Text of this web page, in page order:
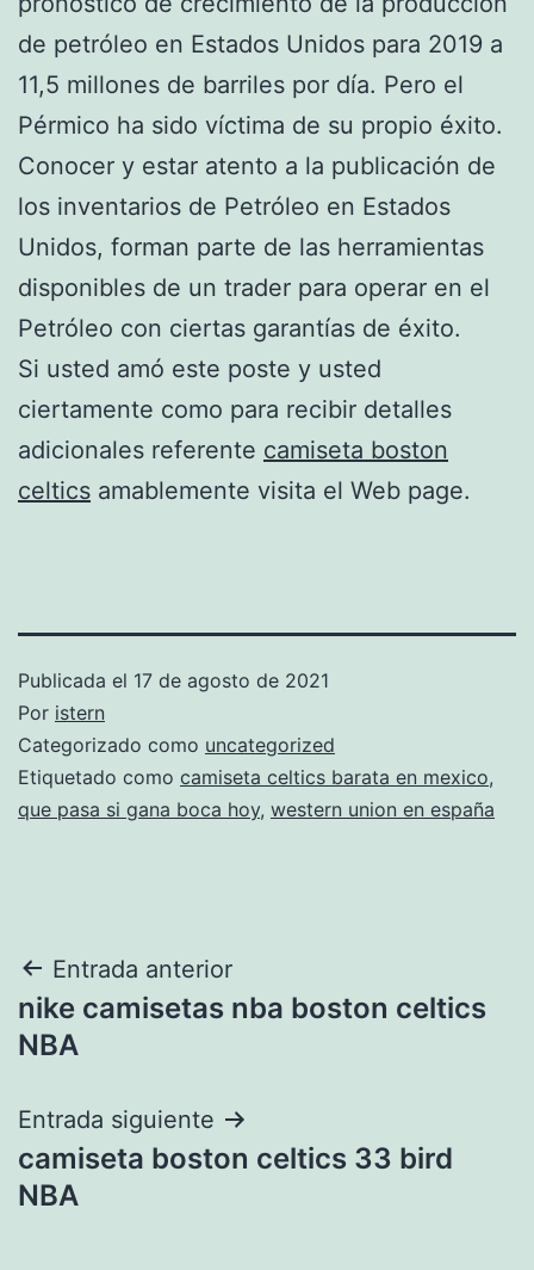
de petróleo en Estados Unidos para 2019 a
11,5 millones de barriles por día. Pero el
Pérmico ha sido víctima de su propio éxito.
Conocer y estar atento a la publicación de
los inventarios de Petróleo en Estados
Unidos, forman parte de las herramientas
disponibles de un trader para operar en el
Petróleo con ciertas garantías de éxito.
Si usted amó este poste y usted
ciertamente como para recibir detalles
adicionales referente camiseta boston
celtics amablemente visita el Web page.
Publicada el 17 de agosto de 2021
Por istern
Categorizado como uncategorized
Etiquetado como camiseta celtics barata en mexico,
que pasa si gana boca hoy, western union en españa
Navegación
de
Entrada anterior
nike camisetas nba boston celtics
NBA
Entrada siguiente
camiseta boston celtics 33 bird
NBA